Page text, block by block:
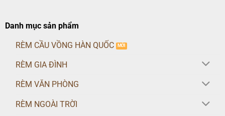
Danh mục sản phẩm
RÈM CẦU VỒNG HÀN QUỐC
RÈM GIA ĐÌNH
RÈM VĂN PHÒNG
RÈM NGOÀI TRỜI